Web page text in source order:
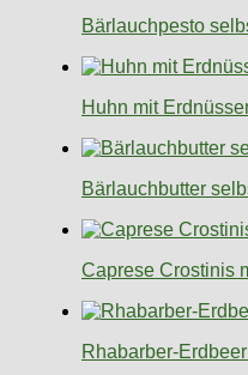
Bärlauchpesto
Huhn mit
Bärlauchbutter
Caprese Crostinis
Rhabarber-